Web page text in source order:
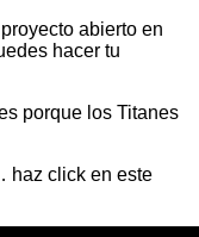
abierto en
hacer tu
porque los Titanes
haz click en este